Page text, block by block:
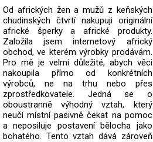
Od afrických žen a mužů z keňských
chudinských čtvrtí nakupuji originální
africké šperky a africké produkty.
Založila jsem internetový africký
obchod, ve kterém výrobky prodávám.
Pro mě je velmi důležité, abych věci
nakoupila přímo od konkrétních
výrobců, ne na trhu nebo přes
zprostředkovatele. Jedná se o
oboustranně výhodný vztah, který
neučí místní pasivně čekat na pomoc
a neposiluje postavení bělocha jako
bohatého. Tento vztah dává zároveň